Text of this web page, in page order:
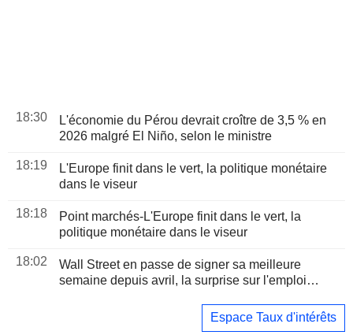
18:30
L'économie du Pérou devrait croître de 3,5 % en
2026 malgré El Niño, selon le ministre
18:19
L'Europe finit dans le vert, la politique monétaire
dans le viseur
18:18
Point marchés-L'Europe finit dans le vert, la
politique monétaire dans le viseur
18:02
Wall Street en passe de signer sa meilleure
semaine depuis avril, la surprise sur l'emploi
Espace Taux d'intérêts